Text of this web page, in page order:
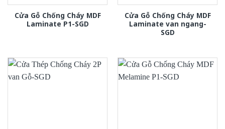
Cửa Gỗ Chống Cháy MDF
Laminate P1-SGD
Cửa Gỗ Chống Cháy MDF
Laminate van ngang-
SGD